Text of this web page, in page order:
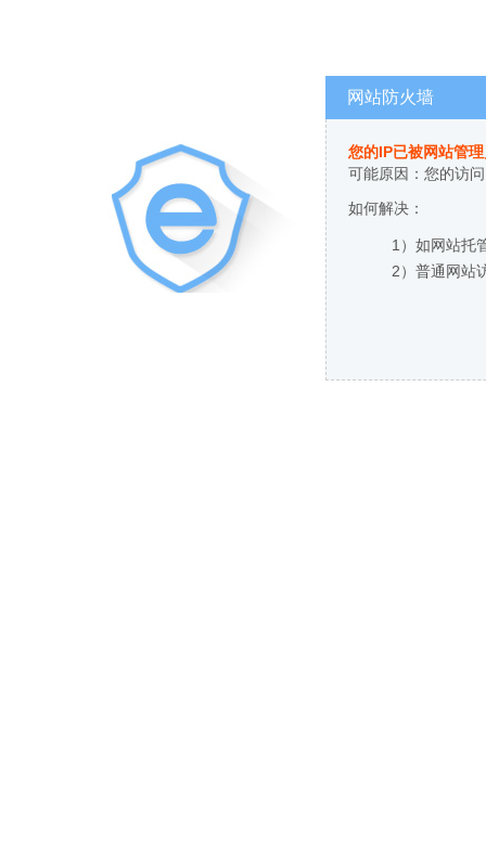
网站防火墙
您的IP已被网站管
可能原因：您的访
如何解决：
1）如网站托
2）普通网站